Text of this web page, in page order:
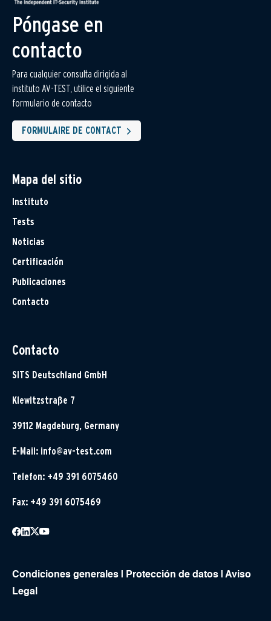
Póngase en
contacto
Para cualquier consulta dirigida al
instituto AV-TEST, utilice el siguiente
formulario de contacto
FORMULAIRE DE CONTACT
Mapa del sitio
Instituto
Tests
Noticias
Certificación
Publicaciones
Contacto
Contacto
SITS Deutschland GmbH
Klewitzstraße 7
39112 Magdeburg, Germany
E-Mail: info@av-test.com
Telefon: +49 391 6075460
Fax: +49 391 6075469
Condiciones generales | Protección de datos | Aviso
Legal